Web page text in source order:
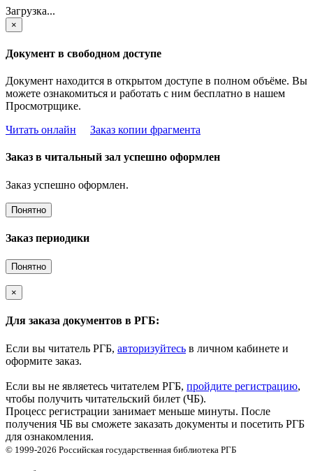
Загрузка...
×
Документ в свободном доступе
Документ находится в открытом доступе в полном объёме. Вы
можете ознакомиться и работать с ним бесплатно в нашем
Просмотрщике.
Читать онлайн
Заказ копии фрагмента
Заказ в читальный зал успешно оформлен
Заказ успешно оформлен.
Понятно
Заказ периодики
Понятно
×
Для заказа документов в РГБ:
Если вы читатель РГБ, авторизуйтесь в личном кабинете и
оформите заказ.
Если вы не являетесь читателем РГБ, пройдите регистрацию,
чтобы получить читательский билет (ЧБ).
Процесс регистрации занимает меньше минуты. После
получения ЧБ вы сможете заказать документы и посетить РГБ
для ознакомления.
© 1999-2026 Российская государственная библиотека РГБ